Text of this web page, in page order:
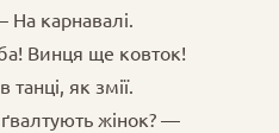
На карнавалі.
Винця ще ковток!
танці, як змії.
жінок? —